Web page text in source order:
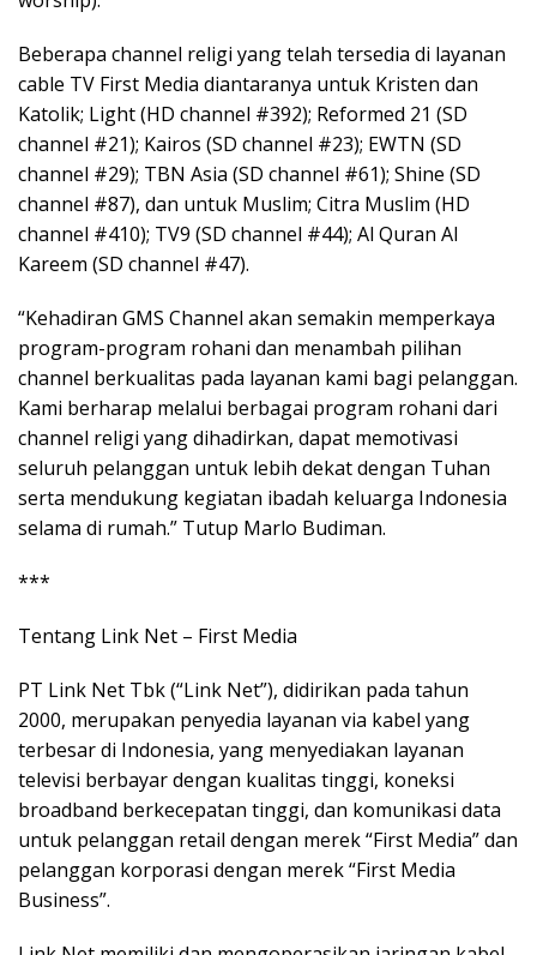
Beberapa channel religi yang telah tersedia di layanan
cable TV First Media diantaranya untuk Kristen dan
Katolik; Light (HD channel #392); Reformed 21 (SD
channel #21); Kairos (SD channel #23); EWTN (SD
channel #29); TBN Asia (SD channel #61); Shine (SD
channel #87), dan untuk Muslim; Citra Muslim (HD
channel #410); TV9 (SD channel #44); Al Quran Al
Kareem (SD channel #47).
“Kehadiran GMS Channel akan semakin memperkaya
program-program rohani dan menambah pilihan
channel berkualitas pada layanan kami bagi pelanggan.
Kami berharap melalui berbagai program rohani dari
channel religi yang dihadirkan, dapat memotivasi
seluruh pelanggan untuk lebih dekat dengan Tuhan
serta mendukung kegiatan ibadah keluarga Indonesia
selama di rumah.” Tutup Marlo Budiman.
***
Tentang Link Net – First Media
PT Link Net Tbk (“Link Net”), didirikan pada tahun
2000, merupakan penyedia layanan via kabel yang
terbesar di Indonesia, yang menyediakan layanan
televisi berbayar dengan kualitas tinggi, koneksi
broadband berkecepatan tinggi, dan komunikasi data
untuk pelanggan retail dengan merek “First Media” dan
pelanggan korporasi dengan merek “First Media
Business”.